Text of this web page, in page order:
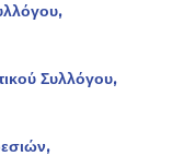
Συλλόγου,